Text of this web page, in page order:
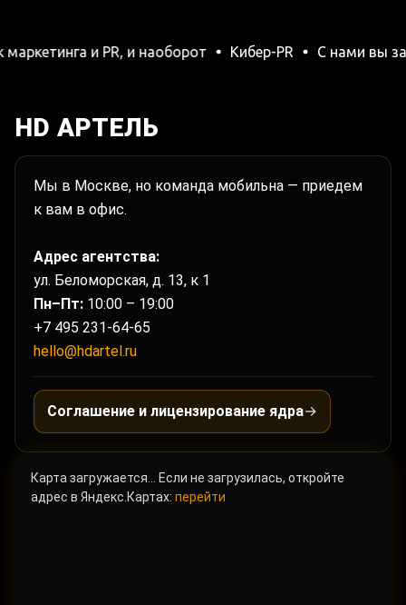
и PR, и наоборот Кибер-PR С нами вы
HD АРТЕЛЬ
Мы в Москве, но команда мобильна — приедем
к вам в офис.
Адрес агентства:
ул. Беломорская, д. 13, к 1
Пн–Пт: 10:00 – 19:00
+7 495 231-64-65
hello@hdartel.ru
Соглашение и лицензирование ядра→
Карта загружается… Если не загрузилась, откройте
адрес в Яндекс.Картах: перейти